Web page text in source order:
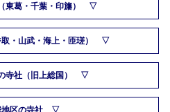
東葛・千葉・印旛）
・山武・海上・匝瑳）
寺社（旧上総国）
区の寺社